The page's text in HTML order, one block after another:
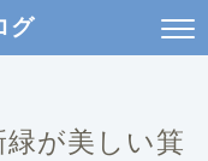
グ
が美しい箕